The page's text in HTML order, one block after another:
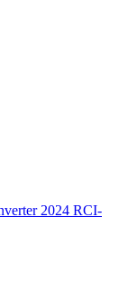
2024 RCI-